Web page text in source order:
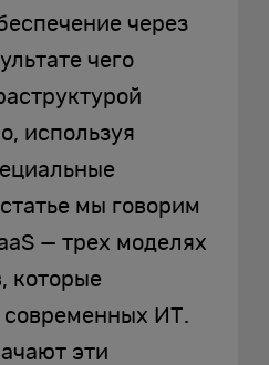
через
чего
используя
мы говорим
— трех моделях
которые
ИТ.
эти